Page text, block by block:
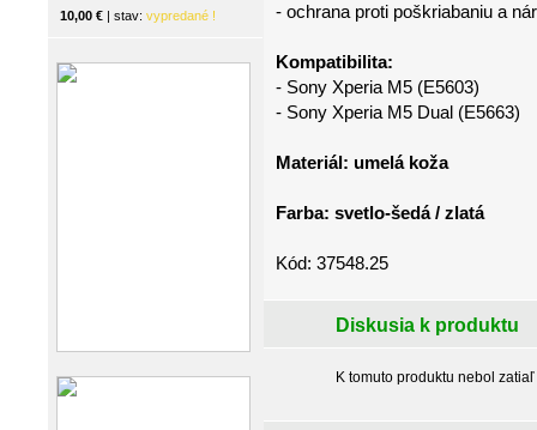
10,00 € | stav: vypredané !
- ochrana proti poškriabaniu a
Kompatibilita:
- Sony Xperia M5 (E5603)
- Sony Xperia M5 Dual (E5663)
Materiál: umelá koža
Farba: svetlo-šedá / zlatá
Kód: 37548.25
Diskusia k produktu
K tomuto produktu nebol